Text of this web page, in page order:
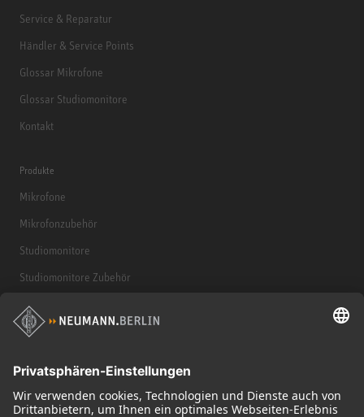
Service & Reparatur
Händler & Service Points
Glossar Mikrofone
Glossar Studiomonitore
Kontakt
Produkte
Mikrofone
Mikrofonzubehör
Studiomonitore
Studiomonitore Zubehör
Kopfhörer
Historische Mikrofone